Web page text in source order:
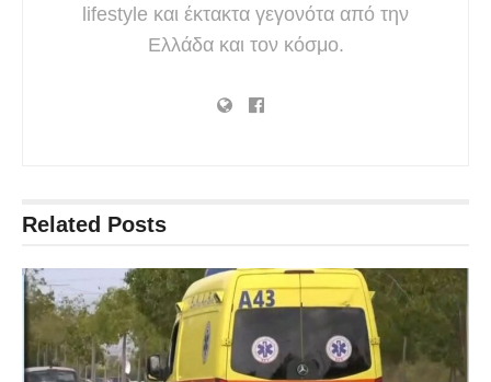
lifestyle και έκτακτα γεγονότα από την
Ελλάδα και τον κόσμο.
Related Posts